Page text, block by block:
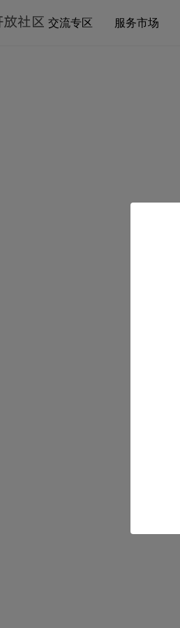
交流专区 服务市场